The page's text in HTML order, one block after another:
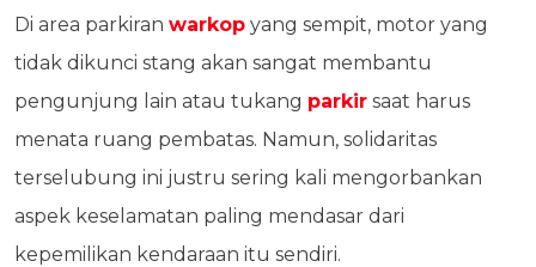
Di area parkiran warkop yang sempit, motor yang
tidak dikunci stang akan sangat membantu
pengunjung lain atau tukang parkir saat harus
menata ruang pembatas. Namun, solidaritas
terselubung ini justru sering kali mengorbankan
aspek keselamatan paling mendasar dari
kepemilikan kendaraan itu sendiri.